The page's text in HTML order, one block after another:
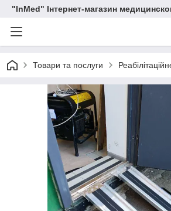
"InMed" Інтернет-магазин
Товари та послуги